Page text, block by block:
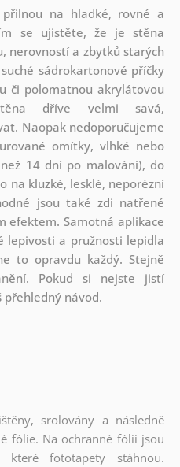
na hladké, rovné a
se ujistěte, že je stěna
nerovností a zbytků starých
sádrokartonové příčky
či polomatnou akrylátovou
dříve velmi savá,
Naopak nedoporučujeme
omítky, vlhké nebo
14 dní po malování), do
na kluzké, lesklé, neporézní
jsou také zdi natřené
efektem. Samotná aplikace
lepivosti a pružnosti lepidla
to opravdu každý. Stejně
Pokud si nejste jistí
přehledný návod.
srolovány a následně
fólie. Na ochranné fólii jsou
které fototapety stáhnou.